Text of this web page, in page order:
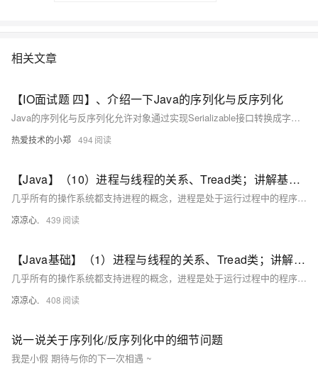
相关文章
【IO面试题 四】、介绍一下Java的序列化与反序列化
Java的序列化与反序列化允许对象通过实现Serializable接口转换成字节序列并存储或传输，之后可以通过ObjectInputStream和ObjectOutputStream的方法将这些字节序列恢复成对象。
热爱技术的小郑 494
【Java】（10）进程与线程的关系、Tread类；讲解基本线程安全、网络编程内容；JSON序列化与反序列化
几乎所有的操作系统都支持进程的概念，进程是处于运行过程中的程序，并且具有一定的独立功能，进程是系统进行资源分配和调度的一个独立单位一般而言，进程包含如下三个特征。独立性动态性并发性。
凉凉心. 439
【Java基础】（1）进程与线程的关系、Tread类；讲解基本线程安全、网络编程内容；JSON序列化与反序列化
几乎所有的操作系统都支持进程的概念，进程是处于运行过程中的程序，并且具有一定的独立功能，进程是系统进行资源分配和调度的一个独立单位一般而言，进程包含如下三个特征。独立性动态性并发性。
凉凉心. 408
说一说关于序列化/反序列化中的细节问题
我是小假 期待与你的下一次相遇 ~